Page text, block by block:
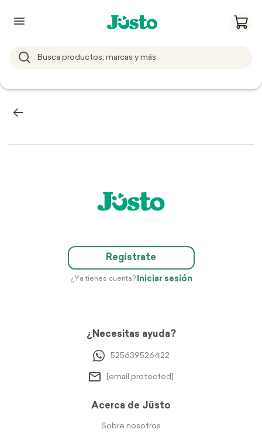
Regístrate
¿Ya tienes cuenta? Iniciar sesión
¿Necesitas ayuda?
525639526422
[email protected]
Acerca de Jüsto
Sobre nosotros